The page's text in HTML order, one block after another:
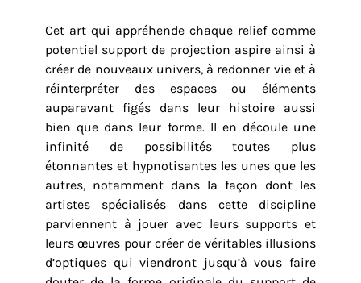
Cet art qui appréhende chaque relief comme
potentiel support de projection aspire ainsi à
créer de nouveaux univers, à redonner vie et à
réinterpréter des espaces ou éléments
auparavant figés dans leur histoire aussi
bien que dans leur forme. Il en découle une
infinité de possibilités toutes plus
étonnantes et hypnotisantes les unes que les
autres, notamment dans la façon dont les
artistes spécialisés dans cette discipline
parviennent à jouer avec leurs supports et
leurs œuvres pour créer de véritables illusions
d’optiques qui viendront jusqu’à vous faire